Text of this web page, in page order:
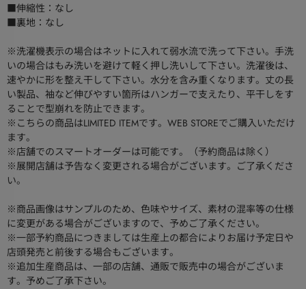
■伸縮性：なし
■裏地：なし
※洗濯機表示の場合はネットに入れて弱水流で洗って下さい。手洗
いの場合はもみ洗いを避けて軽く押し洗いして下さい。洗濯後は、
速やかに形を整え干して下さい。水分を含み重くなります。丈の長
い製品、袖など伸びやすい箇所はハンガーで支えたり、平干しをす
ることで型崩れを防止できます。
※こちらの商品はLIMITED ITEMです。WEB STOREでご購入いただけ
ます。
※店舗でのスマートオーダーは可能です。（予約商品は除く）
※展開店舗は予告なく変更される場合がございます。ご了承くださ
い。
※商品画像はサンプルのため、色味やサイズ、素材の混率等の仕様
に変更がある場合がございますので、予めご了承ください。
※一部予約商品につきましては生産上の都合によりお届け予定日や
店頭発売と前後する場合もございます。
※追加生産商品は、一部の店舗、通販で販売中の場合がございま
す。予めご了承下さい。